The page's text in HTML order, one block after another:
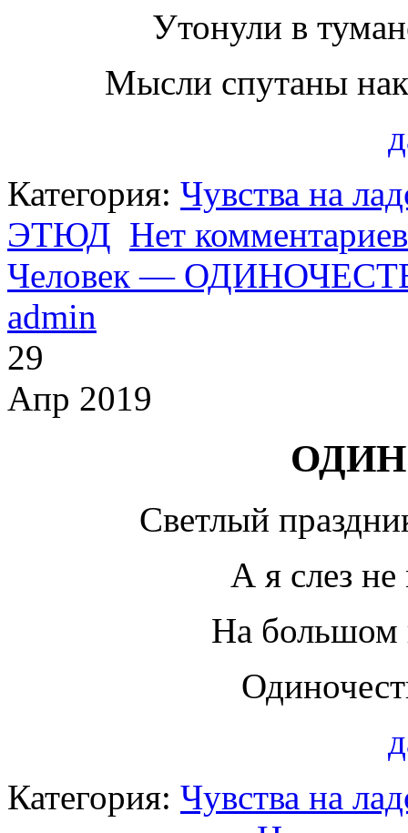
Утонули в
Мысли спутаны
Категория: Чувства на
ЭТЮД Нет комментариев
Человек —
admin
29
Апр 2019
Светлый
А я слез
На большом
Категория: Чувства на